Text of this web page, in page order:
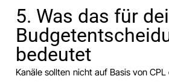
5. Was das für
bedeutet
Kanäle sollten nicht auf Basis von